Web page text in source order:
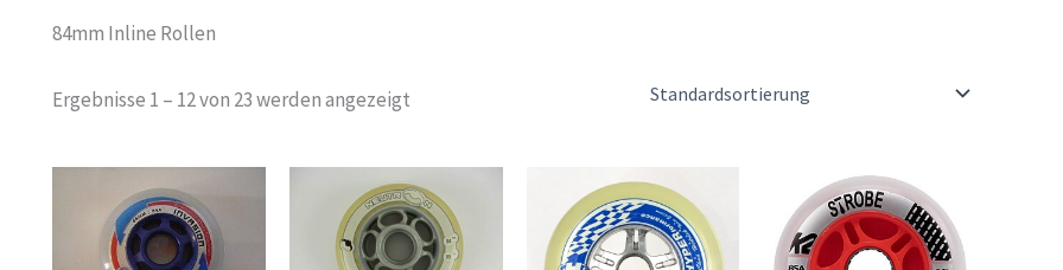
84mm Inline Rollen
Ergebnisse 1 – 12 von 23 werden angezeigt